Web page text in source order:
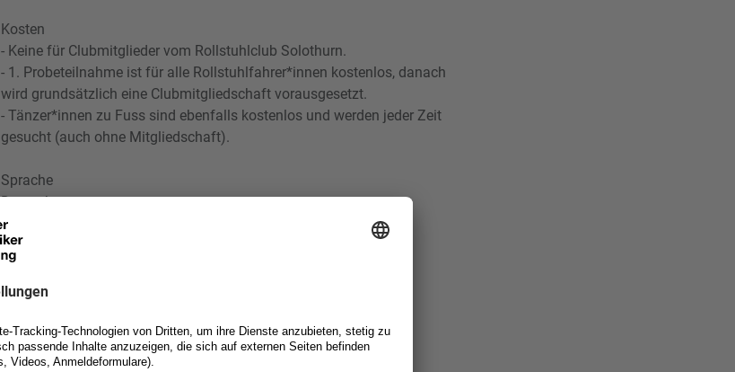
Kosten
- Keine für Clubmitglieder vom Rollstuhlclub Solothurn.
- 1. Probeteilnahme ist für alle Rollstuhlfahrer*innen kostenlos, danach
wird grundsätzlich eine Clubmitgliedschaft vorausgesetzt.
- Tänzer*innen zu Fuss sind ebenfalls kostenlos und werden jeder Zeit
gesucht (auch ohne Mitgliedschaft).
Sprache
Deutsch
Ziel
Du bewegst dich mit Gleichgesinnten.
- Gefühl für Musik und Takt